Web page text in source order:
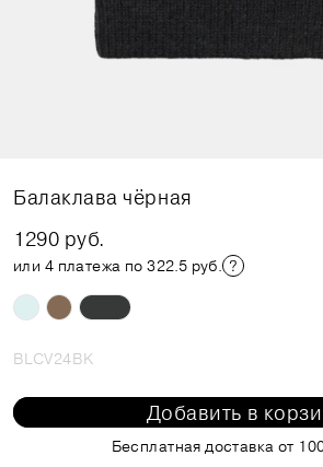
Балаклава чёрная
1290 руб.
или 4 платежа по 322.5 руб.
BLCV24BK
Добавить в
Бесплатная доставка от